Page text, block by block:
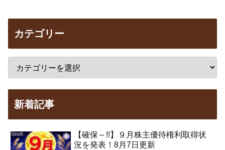
カテゴリー
新着記事
【確保～!!】９月株主優待権利取得状
況を発表！8月7日更新